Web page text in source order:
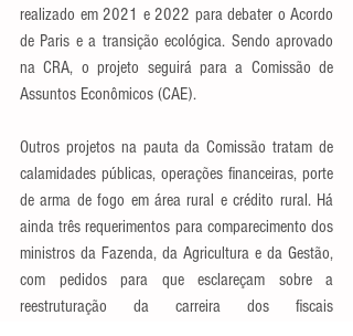
realizado em 2021 e 2022 para debater o Acordo
de Paris e a transição ecológica. Sendo aprovado
na CRA, o projeto seguirá para a Comissão de
Assuntos Econômicos (CAE).
Outros projetos na pauta da Comissão tratam de
calamidades públicas, operações financeiras, porte
de arma de fogo em área rural e crédito rural. Há
ainda três requerimentos para comparecimento dos
ministros da Fazenda, da Agricultura e da Gestão,
com pedidos para que esclareçam sobre a
reestruturação da carreira dos fiscais